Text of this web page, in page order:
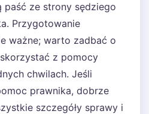
paść ze strony sędziego
Przygotowanie
ważne; warto zadbać o
z pomocy
chwilach. Jeśli
prawnika, dobrze
szczegóły sprawy i